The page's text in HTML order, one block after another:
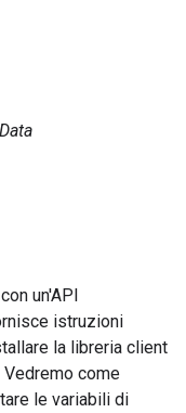
un'API
istruzioni
la libreria client
Vedremo come
le variabili di